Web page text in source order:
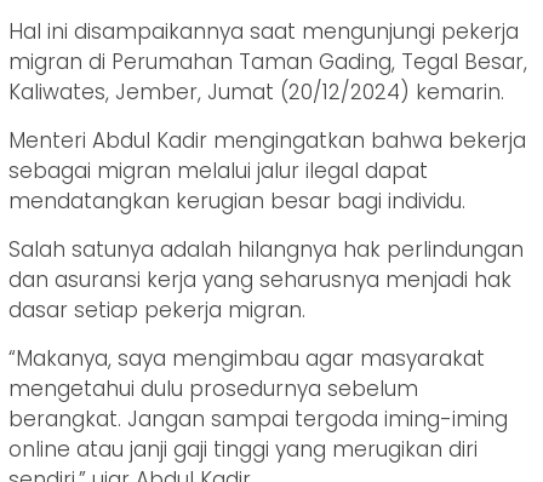
Hal ini disampaikannya saat mengunjungi pekerja
migran di Perumahan Taman Gading, Tegal Besar,
Kaliwates, Jember, Jumat (20/12/2024) kemarin.
Menteri Abdul Kadir mengingatkan bahwa bekerja
sebagai migran melalui jalur ilegal dapat
mendatangkan kerugian besar bagi individu.
Salah satunya adalah hilangnya hak perlindungan
dan asuransi kerja yang seharusnya menjadi hak
dasar setiap pekerja migran.
“Makanya, saya mengimbau agar masyarakat
mengetahui dulu prosedurnya sebelum
berangkat. Jangan sampai tergoda iming-iming
online atau janji gaji tinggi yang merugikan diri